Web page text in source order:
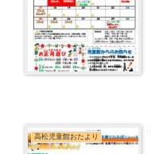
高松児童館おたより